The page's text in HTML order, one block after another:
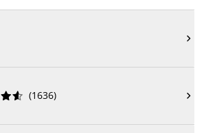



 (1636) 